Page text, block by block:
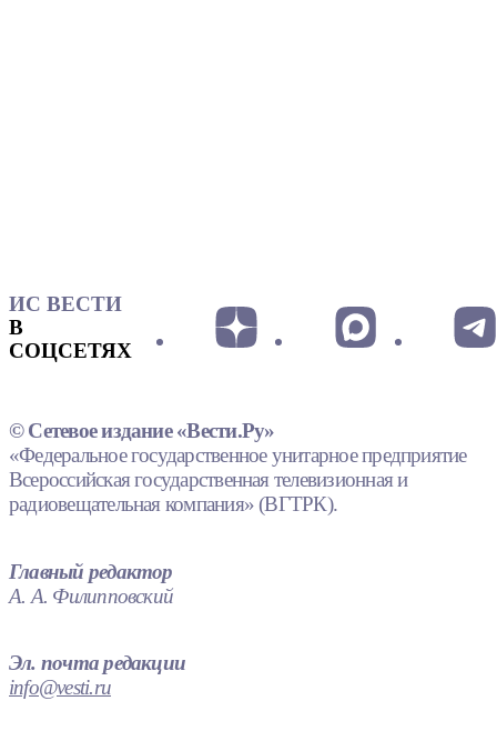
ИС ВЕСТИ
В
СОЦСЕТЯХ
© Сетевое издание «Вести.Ру»
«Федеральное государственное унитарное предприятие
Всероссийская государственная телевизионная и
радиовещательная компания» (ВГТРК).
Главный редактор
А. А. Филипповский
Эл. почта редакции
info@vesti.ru